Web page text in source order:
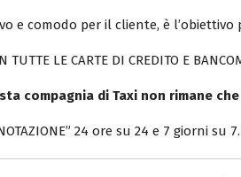
e comodo per il cliente, è
LE CARTE DI CREDITO E
compagnia di Taxi non rimane
24 ore su 24 e 7 giorni su 7.